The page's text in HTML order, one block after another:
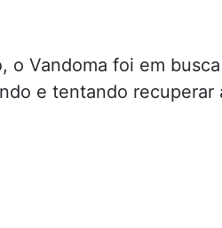
o Vandoma foi em
e tentando recuperar